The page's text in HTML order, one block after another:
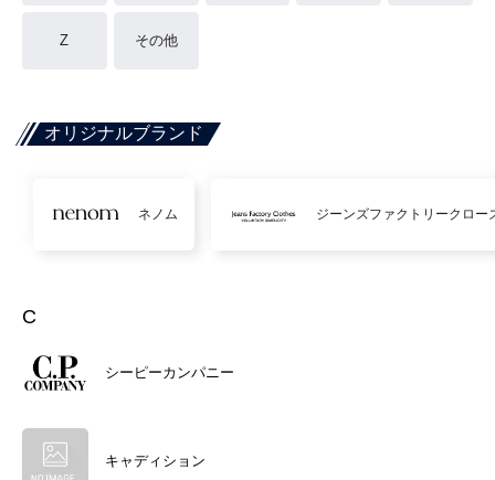
Z その他
オリジナルブランド
ネノム ジーンズファクトリークロー
C
シーピーカンパニー
キャディション